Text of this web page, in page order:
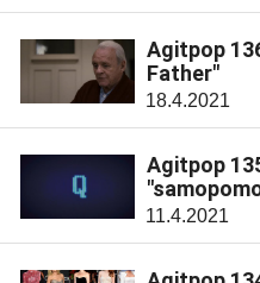
Agitpop
Father"
18.4.2021
Agitpop
11.4.2021